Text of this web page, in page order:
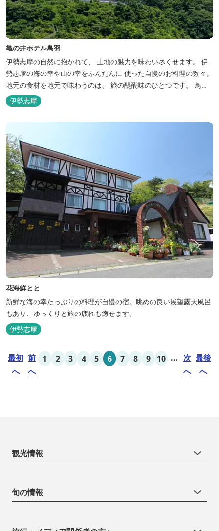
亀の井ホテル鳥羽
伊勢志摩の自然に抱かれて、 土地の魅力を味わい尽くせます。 伊
勢志摩の海の幸や山の幸をふんだんに 使った自慢のお料理の数々。
地元の食材を地元で味わうのは、 旅の醍醐味のひとつです。 鳥羽
湾の潮風を感じる露天風呂や 広々としたテラス付きのお部屋。 行
き交うフェリーをのんびり眺めて、 日常をちょっと忘れるひと時を
お過ごしください。
伊勢志摩
花海鮮とと
新鮮な海の幸たっぷりの料理が自慢の宿。眺めの良い展望露天風呂
もあり、ゆっくりと旅の疲れも癒せます。
伊勢志摩
最初
へ
前
へ
1 2 3 4 5 6 7 8 9 10 ... 次
へ
最後
へ
観光情報
旬の情報